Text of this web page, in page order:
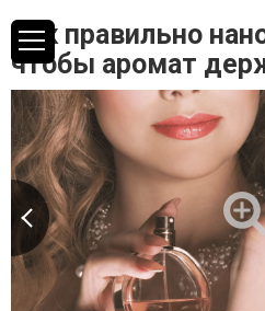
Как правильно
чтобы аромат